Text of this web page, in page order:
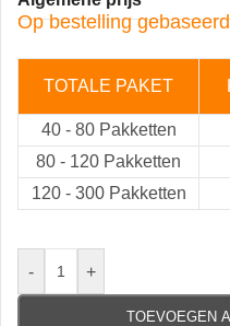
Op bestelling
TOTALE PAKET
40 - 80 Pakketten
80 - 120 Pakketten
120 - 300 Pakketten
- +
TOEVOEGEN